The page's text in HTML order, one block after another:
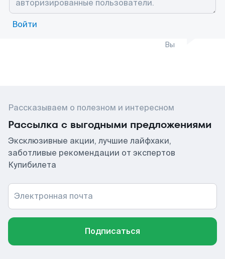
Войти
Вы
Рассказываем о полезном и интересном
Рассылка с выгодными предложениями
Эксклюзивные акции, лучшие лайфхаки,
заботливые рекомендации от экспертов
Купибилета
Электронная почта
Подписаться